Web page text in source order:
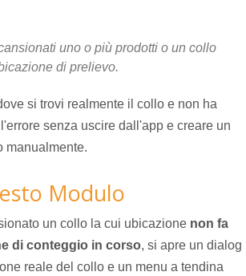
uno o più prodotti o un collo
di prelievo.
si trovi realmente il collo e non ha
senza uscire dall'app e creare un
manualmente.
Modulo
un collo la cui ubicazione non fa
di conteggio in corso, si apre un dialog
reale del collo e un menu a tendina